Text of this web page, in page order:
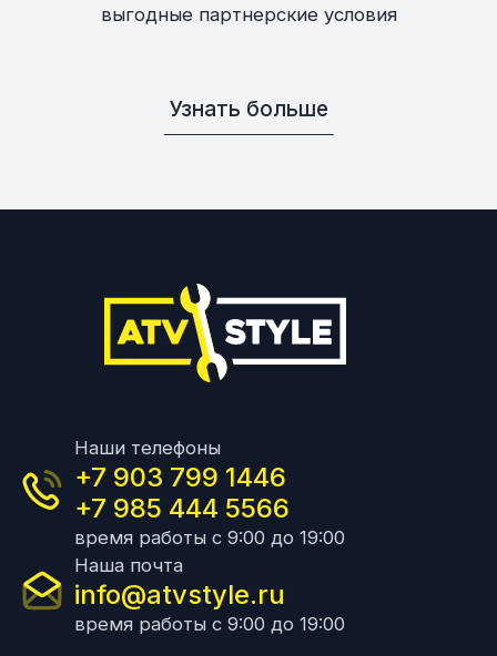
выгодные партнерские условия
Узнать больше
Наши телефоны
+7 903 799 1446
+7 985 444 5566
время работы с 9:00 до 19:00
Наша почта
info@atvstyle.ru
время работы с 9:00 до 19:00